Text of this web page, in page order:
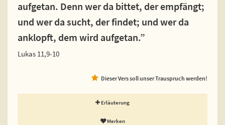
aufgetan. Denn wer da bittet, der empfängt;
und wer da sucht, der findet; und wer da
anklopft, dem wird aufgetan.”
Lukas 11,9-10
Dieser Vers soll unser Trauspruch werden!
Erläuterung
Merken